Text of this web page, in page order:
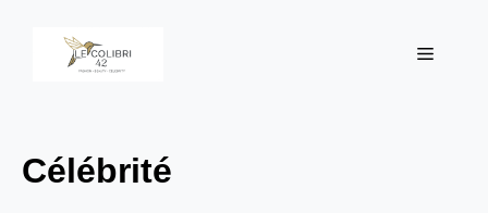
Menu
Célébrité